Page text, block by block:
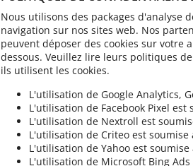
Nous utilisons des packages d'analyse
navigation sur nos sites web. Nos
peuvent déposer des cookies sur votre
dessous. Veuillez lire leurs politiques
ils utilisent les cookies.
L'utilisation de Google Analytics,
L'utilisation de Facebook Pixel est
L'utilisation de Nextroll est
L'utilisation de Criteo est soumise
L'utilisation de Yahoo est soumise
L'utilisation de Microsoft Bing Ads